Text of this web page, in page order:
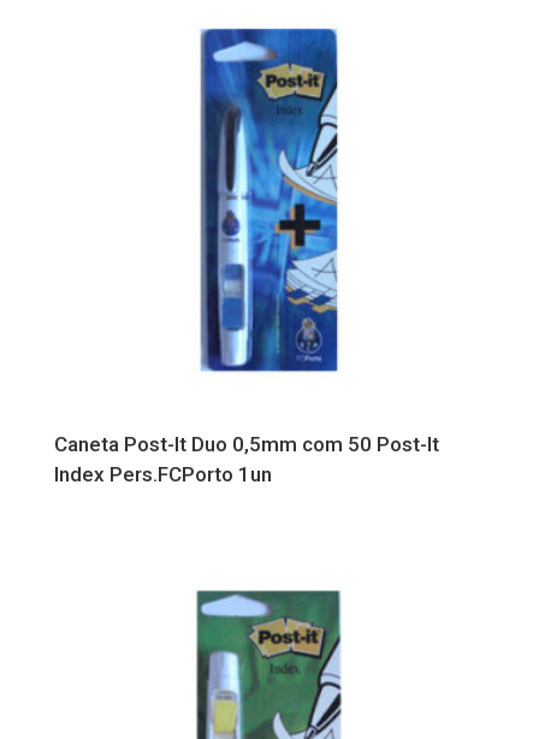
Caneta Post-It Duo 0,5mm com 50 Post-It
Index Pers.FCPorto 1un